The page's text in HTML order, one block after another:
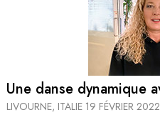
Une danse dynamique
LIVOURNE, ITALIE 19 FÉVRIER 2022